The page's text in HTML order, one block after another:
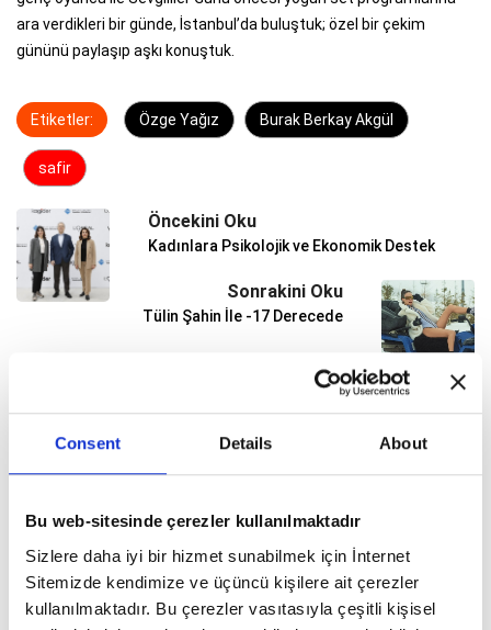
Consent Details About
Bu web-sitesinde çerezler kullanılmaktadır
Sizlere daha iyi bir hizmet sunabilmek için İnternet
Sitemizde kendimize ve üçüncü kişilere ait çerezler
kullanılmaktadır. Bu çerezler vasıtasıyla çeşitli kişisel
ara verdikleri bir günde, İstanbul’da buluştuk; özel bir çekim
gününü paylaşıp aşkı konuştuk.
Etiketler: Özge Yağız Burak Berkay Akgül
safir
Öncekini Oku
Kadınlara Psikolojik ve Ekonomik Destek
Sonrakini Oku
Tülin Şahin İle -17 Derecede
ŞAMDAN TV
Okulu'ndayız
Seda Şahin Vardar İle Kamera Arkası